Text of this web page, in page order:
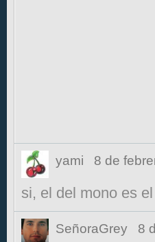
yami 8 de
si, el del mono es
SeñoraGrey 8